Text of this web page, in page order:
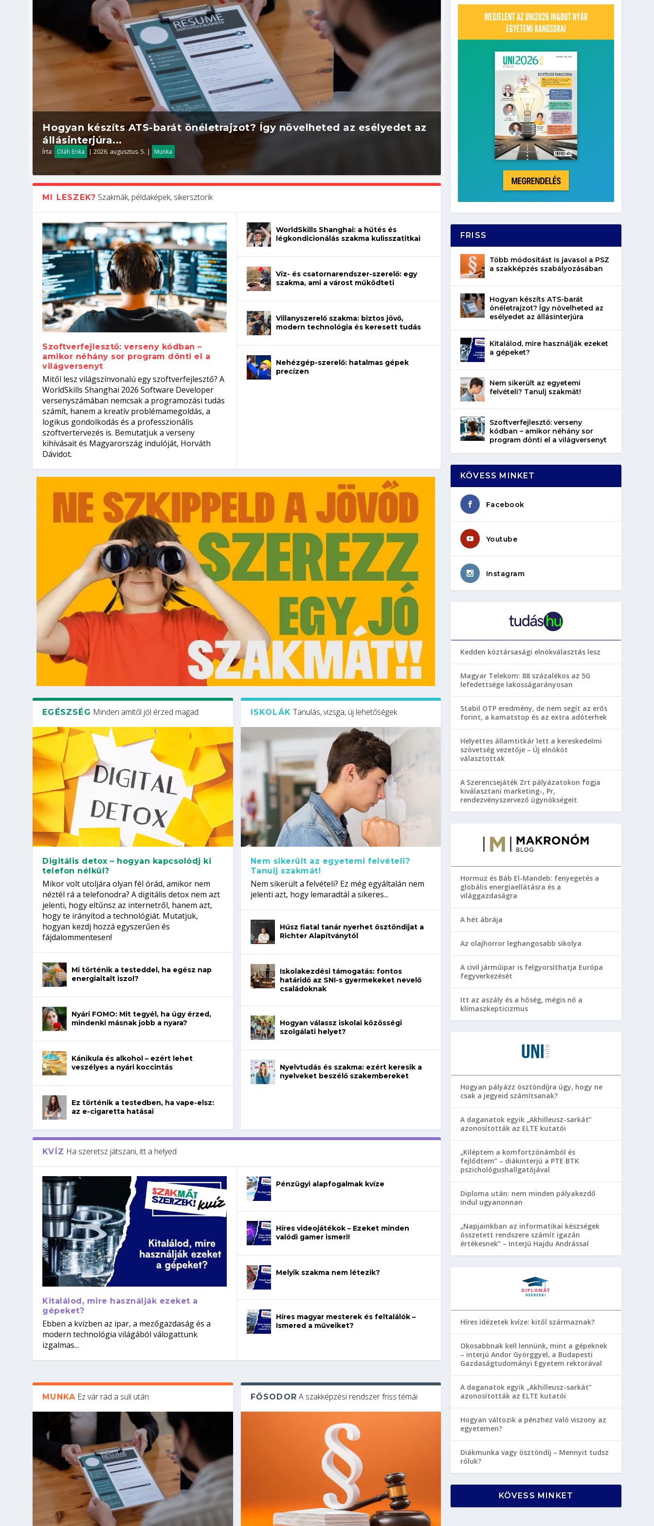
Hogyan készíts ATS-barát önéletrajzot? Így növelheted az esélyedet az
állásinterjúra...
Írta: Oláh Erika |2026. augusztus. 5. | Munka
Kitalálod, mire használják ezeket a gépeket?
Írta: Tóth Mónika |2026. augusztus. 4.| Kvíz
Nem sikerült az egyetemi felvételi? Tanulj szakmát!
Írta: Oláh Erika |2026. augusztus. 4.| Iskolák
Szoftverfejlesztő: verseny kódban – amikor néhány sor program dönti
el a világversenyt...
Írta: Szakmát Szerzek |2026. augusztus. 3.| Mi leszek?
Digitális detox – hogyan kapcsolódj ki telefon nélkül?
Írta: Oláh Erika |2026. augusztus. 3.| Egészség
MI LESZEK? Szakmák, példaképek, sikersztorik
Szoftverfejlesztő: verseny kódban –
amikor néhány sor program dönti el a
világversenyt
Mitől lesz világszínvonalú egy szoftverfejlesztő? A
WorldSkills Shanghai 2026 Software Developer
versenyszámában nemcsak a programozási tudás
számít, hanem a kreatív problémamegoldás, a
logikus gondolkodás és a professzionális
szoftvertervezés is. Bemutatjuk a verseny
kihívásait és Magyarország indulóját, Horváth
Dávidot.
WorldSkills Shanghai: a hűtés és
légkondicionálás szakma kulisszatitkai
Víz- és csatornarendszer-szerelő: egy
szakma, ami a várost működteti
Villanyszerelő szakma: biztos jövő,
modern technológia és keresett tudás
Nehézgép-szerelő: hatalmas gépek
precízen
EGÉSZSÉG Minden amitől jól érzed magad
Digitális detox – hogyan kapcsolódj ki
telefon nélkül?
Mikor volt utoljára olyan fél órád, amikor nem
néztél rá a telefonodra? A digitális detox nem azt
jelenti, hogy eltűnsz az internetről, hanem azt,
hogy te irányítod a technológiát. Mutatjuk,
hogyan kezdj hozzá egyszerűen és
fájdalommentesen!
Mi történik a testeddel, ha egész nap
energiaitalt iszol?
Nyári FOMO: Mit tegyél, ha úgy érzed,
mindenki másnak jobb a nyara?
Kánikula és alkohol – ezért lehet
veszélyes a nyári koccintás
Ez történik a testedben, ha vape-elsz:
az e-cigaretta hatásai
ISKOLÁK Tanulás, vizsga, új lehetőségek
Nem sikerült az egyetemi felvételi?
Tanulj szakmát!
Nem sikerült a felvételi? Ez még egyáltalán nem
jelenti azt, hogy lemaradtál a sikeres...
Húsz fiatal tanár nyerhet ösztöndíjat a
Richter Alapítványtól
Iskolakezdési támogatás: fontos
határidő az SNI-s gyermekeket nevelő
családoknak
Hogyan válassz iskolai közösségi
szolgálati helyet?
Nyelvtudás és szakma: ezért keresik a
nyelveket beszélő szakembereket
KVÍZ Ha szeretsz játszani, itt a helyed
Kitalálod, mire használják ezeket a
gépeket?
Ebben a kvízben az ipar, a mezőgazdaság és a
modern technológia világából válogattunk
izgalmas...
Pénzügyi alapfogalmak kvíze
Híres videojátékok – Ezeket minden
valódi gamer ismeri!
Melyik szakma nem létezik?
Híres magyar mesterek és feltalálók –
Ismered a műveiket?
MUNKA Ez vár rád a suli után FŐSODOR A szakképzési rendszer friss témái
FRISS
Több módosítást is javasol a PSZ
a szakképzés szabályozásában
Hogyan készíts ATS-barát
önéletrajzot? Így növelheted az
esélyedet az állásinterjúra
Kitalálod, mire használják ezeket
a gépeket?
Nem sikerült az egyetemi
felvételi? Tanulj szakmát!
Szoftverfejlesztő: verseny
kódban – amikor néhány sor
program dönti el a világversenyt
KÖVESS MINKET
Facebook
Youtube
Instagram
Kedden köztársasági elnökválasztás lesz
Magyar Telekom: 88 százalékos az 5G
lefedettsége lakosságarányosan
Stabil OTP eredmény, de nem segít az erős
forint, a kamatstop és az extra adóterhek
Helyettes államtitkár lett a kereskedelmi
szövetség vezetője – Új elnököt
választottak
A Szerencsejáték Zrt pályázatokon fogja
kiválasztani marketing-, Pr,
rendezvényszervező ügynökségeit
Hormuz és Báb El-Mandeb: fenyegetés a
globális energiaellátásra és a
világgazdaságra
A hét ábrája
Az olajhorror leghangosabb sikolya
A civil járműipar is felgyorsíthatja Európa
fegyverkezését
Itt az aszály és a hőség, mégis nő a
klímaszkepticizmus
Hogyan pályázz ösztöndíjra úgy, hogy ne
csak a jegyeid számítsanak?
A daganatok egyik „Akhilleusz-sarkát”
azonosították az ELTE kutatói
„Kiléptem a komfortzónámból és
fejlődtem” – diákinterjú a PTE BTK
pszichológushallgatójával
Diploma után: nem minden pályakezdő
indul ugyanonnan
„Napjainkban az informatikai készségek
összetett rendszere számít igazán
értékesnek” – Interjú Hajdu Andrással
Híres idézetek kvíze: kitől származnak?
Okosabbnak kell lennünk, mint a gépeknek
– interjú Andor Györggyel, a Budapesti
Gazdaságtudományi Egyetem rektorával
A daganatok egyik „Akhilleusz-sarkát”
azonosították az ELTE kutatói
Hogyan változik a pénzhez való viszony az
egyetemen?
Diákmunka vagy ösztöndíj – Mennyit tudsz
róluk?
KÖVESS MINKET